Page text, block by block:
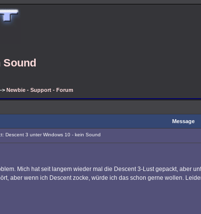
Sound
-> Newbie - Support - Forum
Message
Descent 3 unter Windows 10 - kein Sound
Mich hat seit langem wieder mal die Descent 3-Lust gepackt, aber
aber wenn ich Descent zocke, würde ich das schon gerne wollen.